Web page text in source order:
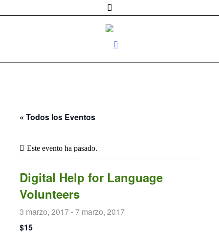
« Todos los Eventos
Este evento ha pasado.
Digital Help for Language
Volunteers
3 marzo, 2017-7 marzo, 2017
$15